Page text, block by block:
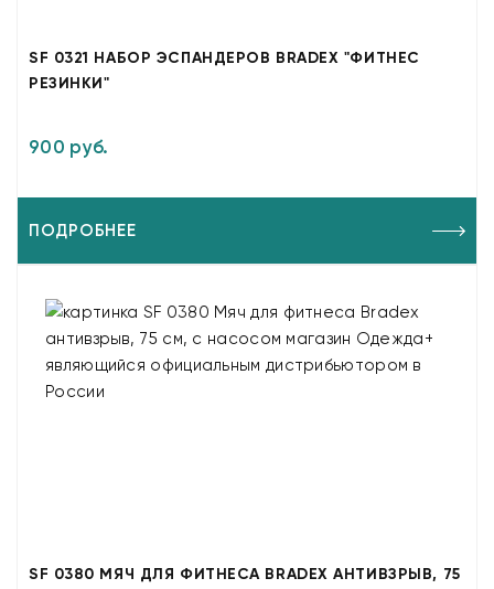
SF 0321 НАБОР ЭСПАНДЕРОВ BRADEX "ФИТНЕС
РЕЗИНКИ"
900 руб.
ПОДРОБНЕЕ
SF 0380 МЯЧ ДЛЯ ФИТНЕСА BRADEX АНТИВЗРЫВ, 75